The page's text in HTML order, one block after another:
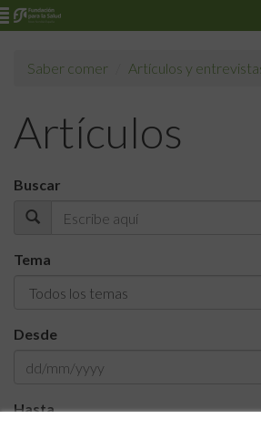
Saber comer Artículos y
Artículos
Buscar
Tema
Desde
Hasta